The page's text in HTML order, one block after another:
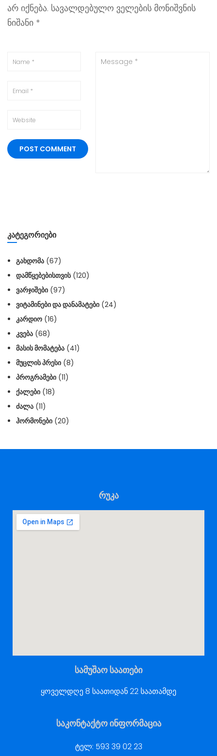
არ იქნება. სავალდებულო ველების მონიშვნის
ნიშანი *
ᲙᲐᲢᲔᲒᲝᲠᲘᲔᲑᲘ
ᲒᲐᲮᲓᲝᲛᲐ (67)
ᲓᲐᲛᲬᲧᲔᲑᲔᲑᲘᲡᲗᲕᲘᲡ(120)
ᲕᲐᲠᲯᲘᲨᲔᲑᲘ (97)
ᲕᲘᲢᲐᲛᲘᲜᲔᲑᲘ ᲓᲐ ᲓᲐᲜᲐᲛᲐᲢᲔᲑᲘ (24)
ᲙᲐᲠᲓᲘᲝ (16)
ᲙᲕᲔᲑᲐ (68)
ᲛᲐᲡᲘᲡ ᲛᲝᲛᲐᲢᲔᲑᲐ (41)
ᲛᲣᲪᲚᲘᲡ ᲞᲠᲔᲡᲘ (8)
ᲞᲠᲝᲒᲠᲐᲛᲔᲑᲘ (11)
ᲥᲐᲚᲔᲑᲘ (18)
ᲫᲐᲚᲐ (11)
ᲰᲝᲠᲛᲝᲜᲔᲑᲘ (20)
რუკა
სამუშაო საათები
ყოველდღე 8 საათიდან 22 საათამდე
საკონტაქტო ინფორმაცია
ტელ: 593 39 02 23